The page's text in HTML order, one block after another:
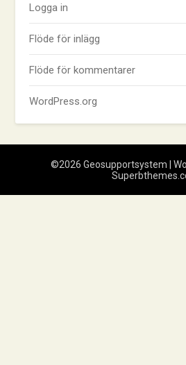
Logga in
Flöde för inlägg
Flöde för kommentarer
WordPress.org
©2026 Geosupportsystem
|